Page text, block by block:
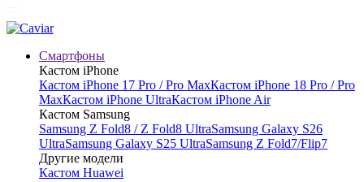
Смартфоны
Кастом iPhone
Кастом iPhone 17 Pro / Pro MaxКастом iPhone 18 Pro / Pro
MaxКастом iPhone UltraКастом iPhone Air
Кастом Samsung
Samsung Z Fold8 / Z Fold8 UltraSamsung Galaxy S26
UltraSamsung Galaxy S25 UltraSamsung Z Fold7/Flip7
Другие модели
Кастом Huawei